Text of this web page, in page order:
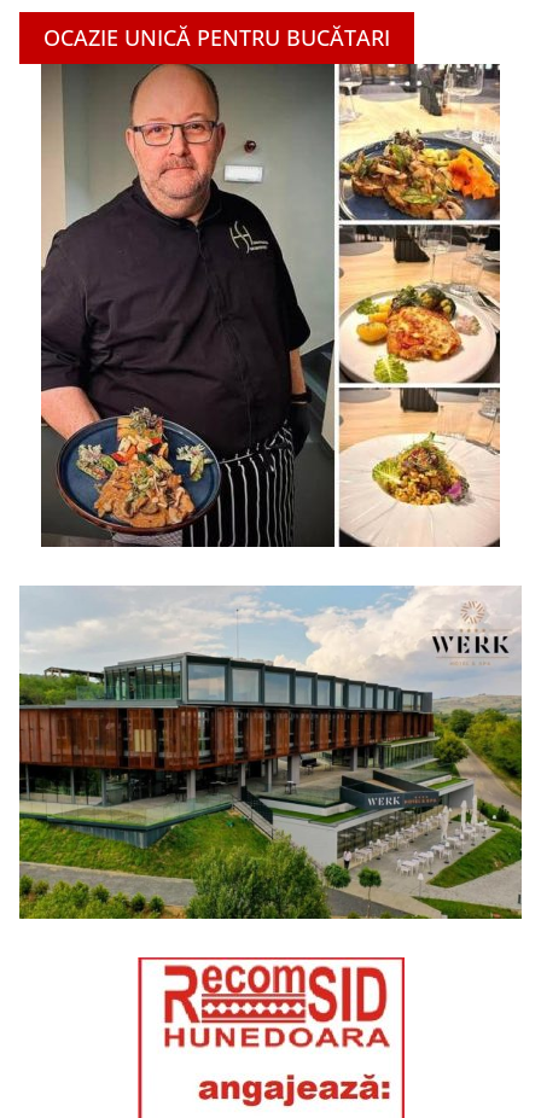
OCAZIE UNICĂ PENTRU BUCĂTARI